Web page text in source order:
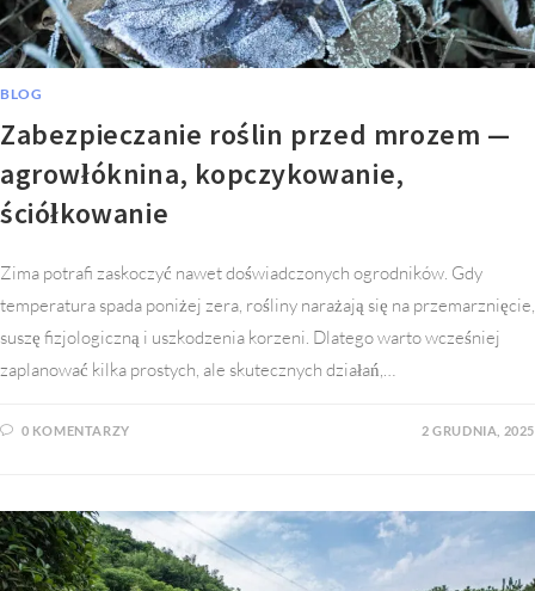
BLOG
Zabezpieczanie roślin przed mrozem —
agrowłóknina, kopczykowanie,
ściółkowanie
Zima potrafi zaskoczyć nawet doświadczonych ogrodników. Gdy
temperatura spada poniżej zera, rośliny narażają się na przemarznięcie,
suszę fizjologiczną i uszkodzenia korzeni. Dlatego warto wcześniej
zaplanować kilka prostych, ale skutecznych działań,…
0 KOMENTARZY 2 GRUDNIA, 2025